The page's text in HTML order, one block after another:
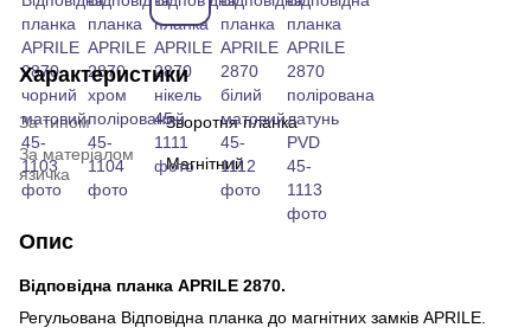
Характеристики
За типом
Зворотня планка
За матеріалом
язичка
Магнітний
Опис
Відповідна планка APRILE 2870.
Регульована Відповідна планка до магнітних замків APRILE.